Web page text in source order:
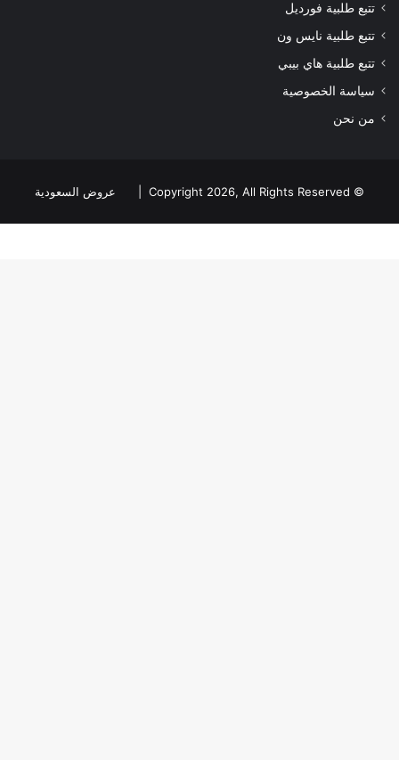
تتبع طلبية فورديل
تتبع طلبية نايس ون
تتبع طلبية هاي بيبي
سياسة الخصوصية
من نحن
© Copyright 2026, All Rights Reserved | عروض السعودية